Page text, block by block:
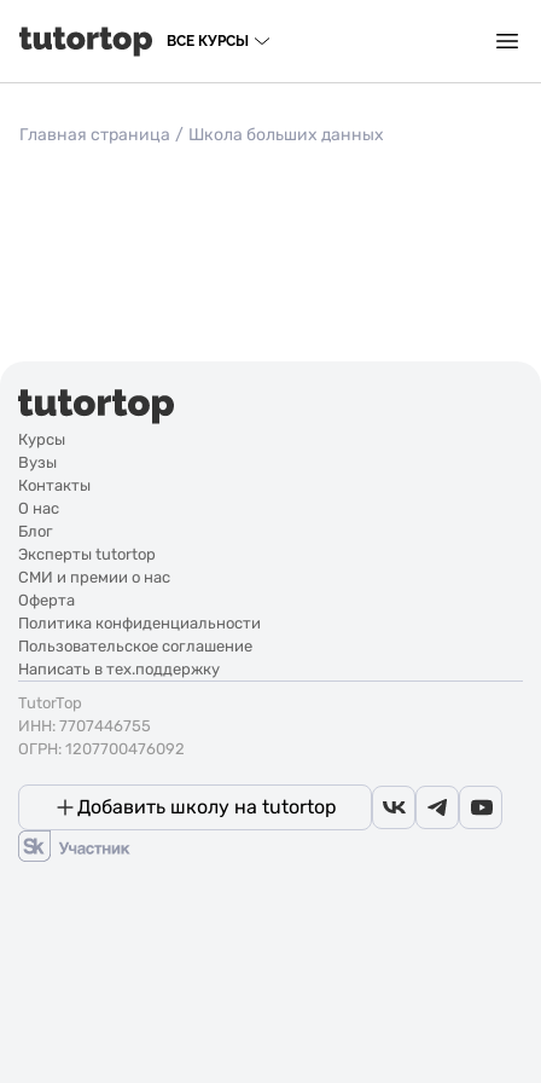
ВСЕ КУРСЫ
Главная страница / Школа больших данных
Курсы
Вузы
Контакты
О нас
Блог
Эксперты tutortop
СМИ и премии о нас
Оферта
Политика конфиденциальности
Пользовательское соглашение
Написать в тех.поддержку
TutorTop
ИНН: 7707446755
ОГРН: 1207700476092
Добавить школу на tutortop